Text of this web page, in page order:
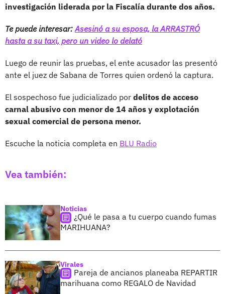
investigación liderada por la Fiscalía durante dos años.
Te puede interesar: Asesinó a su esposa, la ARRASTRÓ
hasta a su taxi, pero un video lo delató
Luego de reunir las pruebas, el ente acusador las presentó
ante el juez de Sabana de Torres quien ordenó la captura.
El sospechoso fue judicializado por delitos de acceso
carnal abusivo con menor de 14 años y explotación
sexual comercial de persona menor.
Escuche la noticia completa en BLU Radio
Vea también:
Noticias
¿Qué le pasa a tu cuerpo cuando fumas
MARIHUANA?
Virales
Pareja de ancianos planeaba REPARTIR
marihuana como REGALO de Navidad